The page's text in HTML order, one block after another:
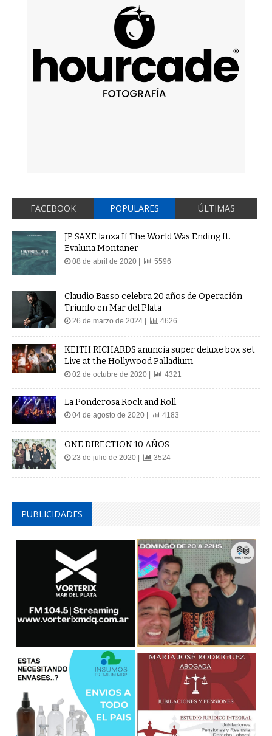
FACEBOOK POPULARES ÚLTIMAS
JP SAXE lanza If The World Was Ending ft.
Evaluna Montaner
08 de abril de 2020 | 5596
Claudio Basso celebra 20 años de Operación
Triunfo en Mar del Plata
26 de marzo de 2024 | 4626
KEITH RICHARDS anuncia super deluxe box set
Live at the Hollywood Palladium
02 de octubre de 2020 | 4321
La Ponderosa Rock and Roll
04 de agosto de 2020 | 4183
ONE DIRECTION 10 AÑOS
23 de julio de 2020 | 3524
PUBLICIDADES